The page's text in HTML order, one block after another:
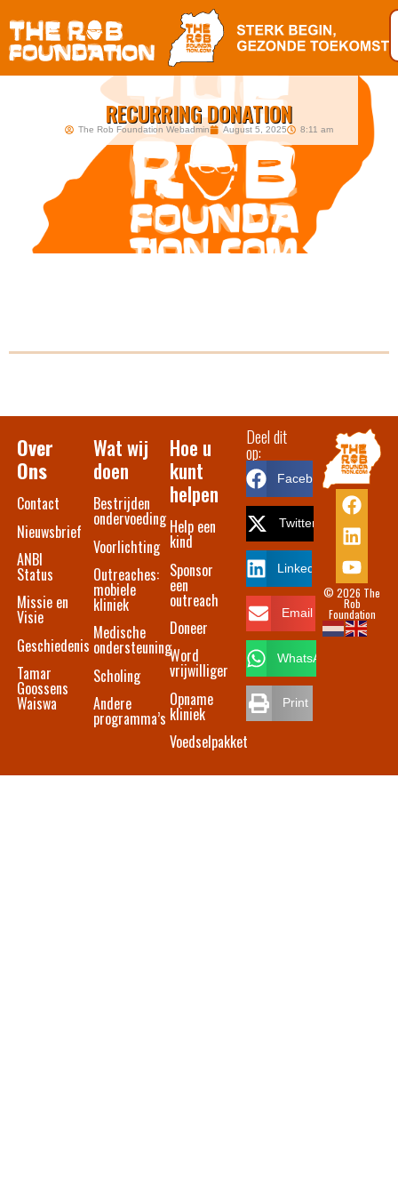
RECURRING DONATION
The Rob Foundation Webadmin August 5, 2025 8:11 am
© 2026 The
Rob
Foundation
Over
Ons
Contact​
Nieuwsbrief
ANBI
Status
Missie en
Visie
Geschiedenis
Tamar
Goossens
Waiswa
Wat wij
doen
Bestrijden
ondervoeding
Voorlichting
Outreaches:
mobiele
kliniek
Medische
ondersteuning
Scholing
Andere
programma’s
Hoe u
kunt
helpen
Help een
kind
Sponsor
een
outreach
Doneer
Word
vrijwilliger
Opname
kliniek
Voedselpakket
Deel dit
op:
Facebook
Twitter
LinkedIn
Email
WhatsApp
Print